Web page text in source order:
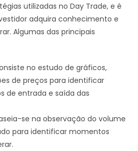
utilizadas no Day Trade, e é
adquira conhecimento e
Algumas das principais
no estudo de gráficos,
de preços para identificar
de entrada e saída das
se na observação do volume
para identificar momentos